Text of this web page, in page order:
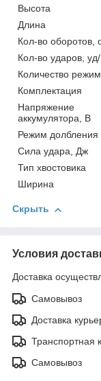
Высота
Длина
Кол-во оборотов,
Кол-во ударов,
Количество
Комплектация
Напряжение
аккумулятора, В
Режим долбления
Сила удара, Дж
Тип хвостовика
Ширина
Скрыть
Условия
Доставка
Самовывоз
Доставка
Транспортная
Самовывоз